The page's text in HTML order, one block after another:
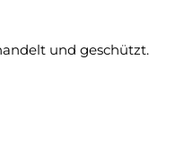
und geschützt.